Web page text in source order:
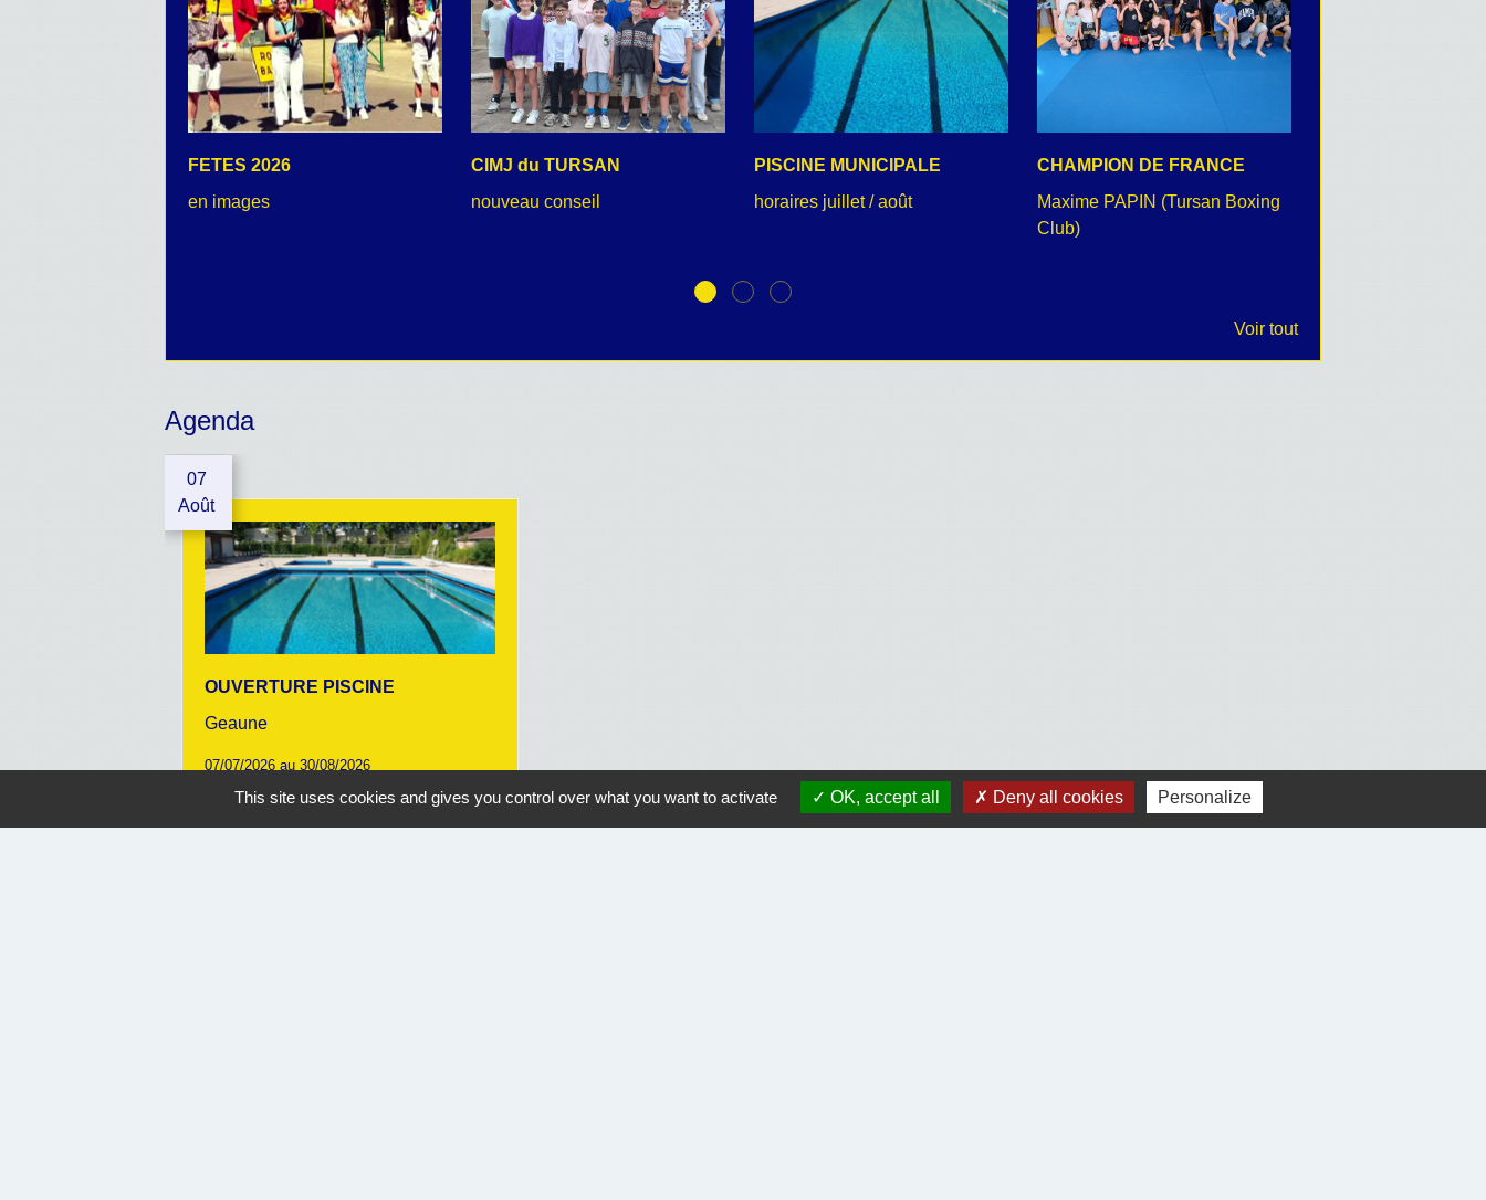
FETES 2026
en images
CIMJ du TURSAN
nouveau conseil
PISCINE MUNICIPALE
horaires juillet / août
CHAMPION DE FRANCE
Maxime PAPIN (Tursan Boxing
Club)
Voir tout
Agenda
07
Août
OUVERTURE PISCINE
Geaune
07/07/2026 au 30/08/2026
This site uses cookies and gives you control over what you want to activate OK, accept all Deny all cookies Personalize